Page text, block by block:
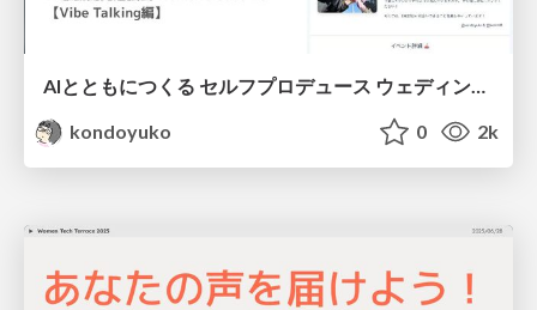
AIとともにつくる セルフプロデュース ウェディング / selfproduce wedding with AI
kondoyuko
0 2k